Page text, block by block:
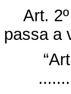
Art.
passa a